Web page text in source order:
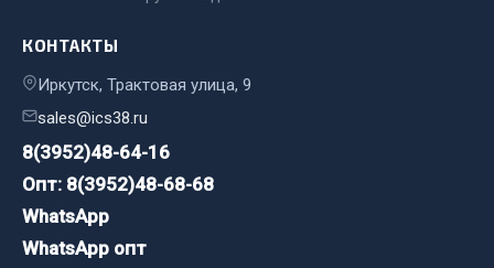
Запчасти ЯМЗ
Система питания
Система выпуска газа
Система охлаждения
Коробка передач
КОНТАКТЫ
Иркутск, Трактовая улица, 9
sales@ics38.ru
8(3952)48-64-16
Опт: 8(3952)48-68-68
WhatsApp
WhatsApp опт